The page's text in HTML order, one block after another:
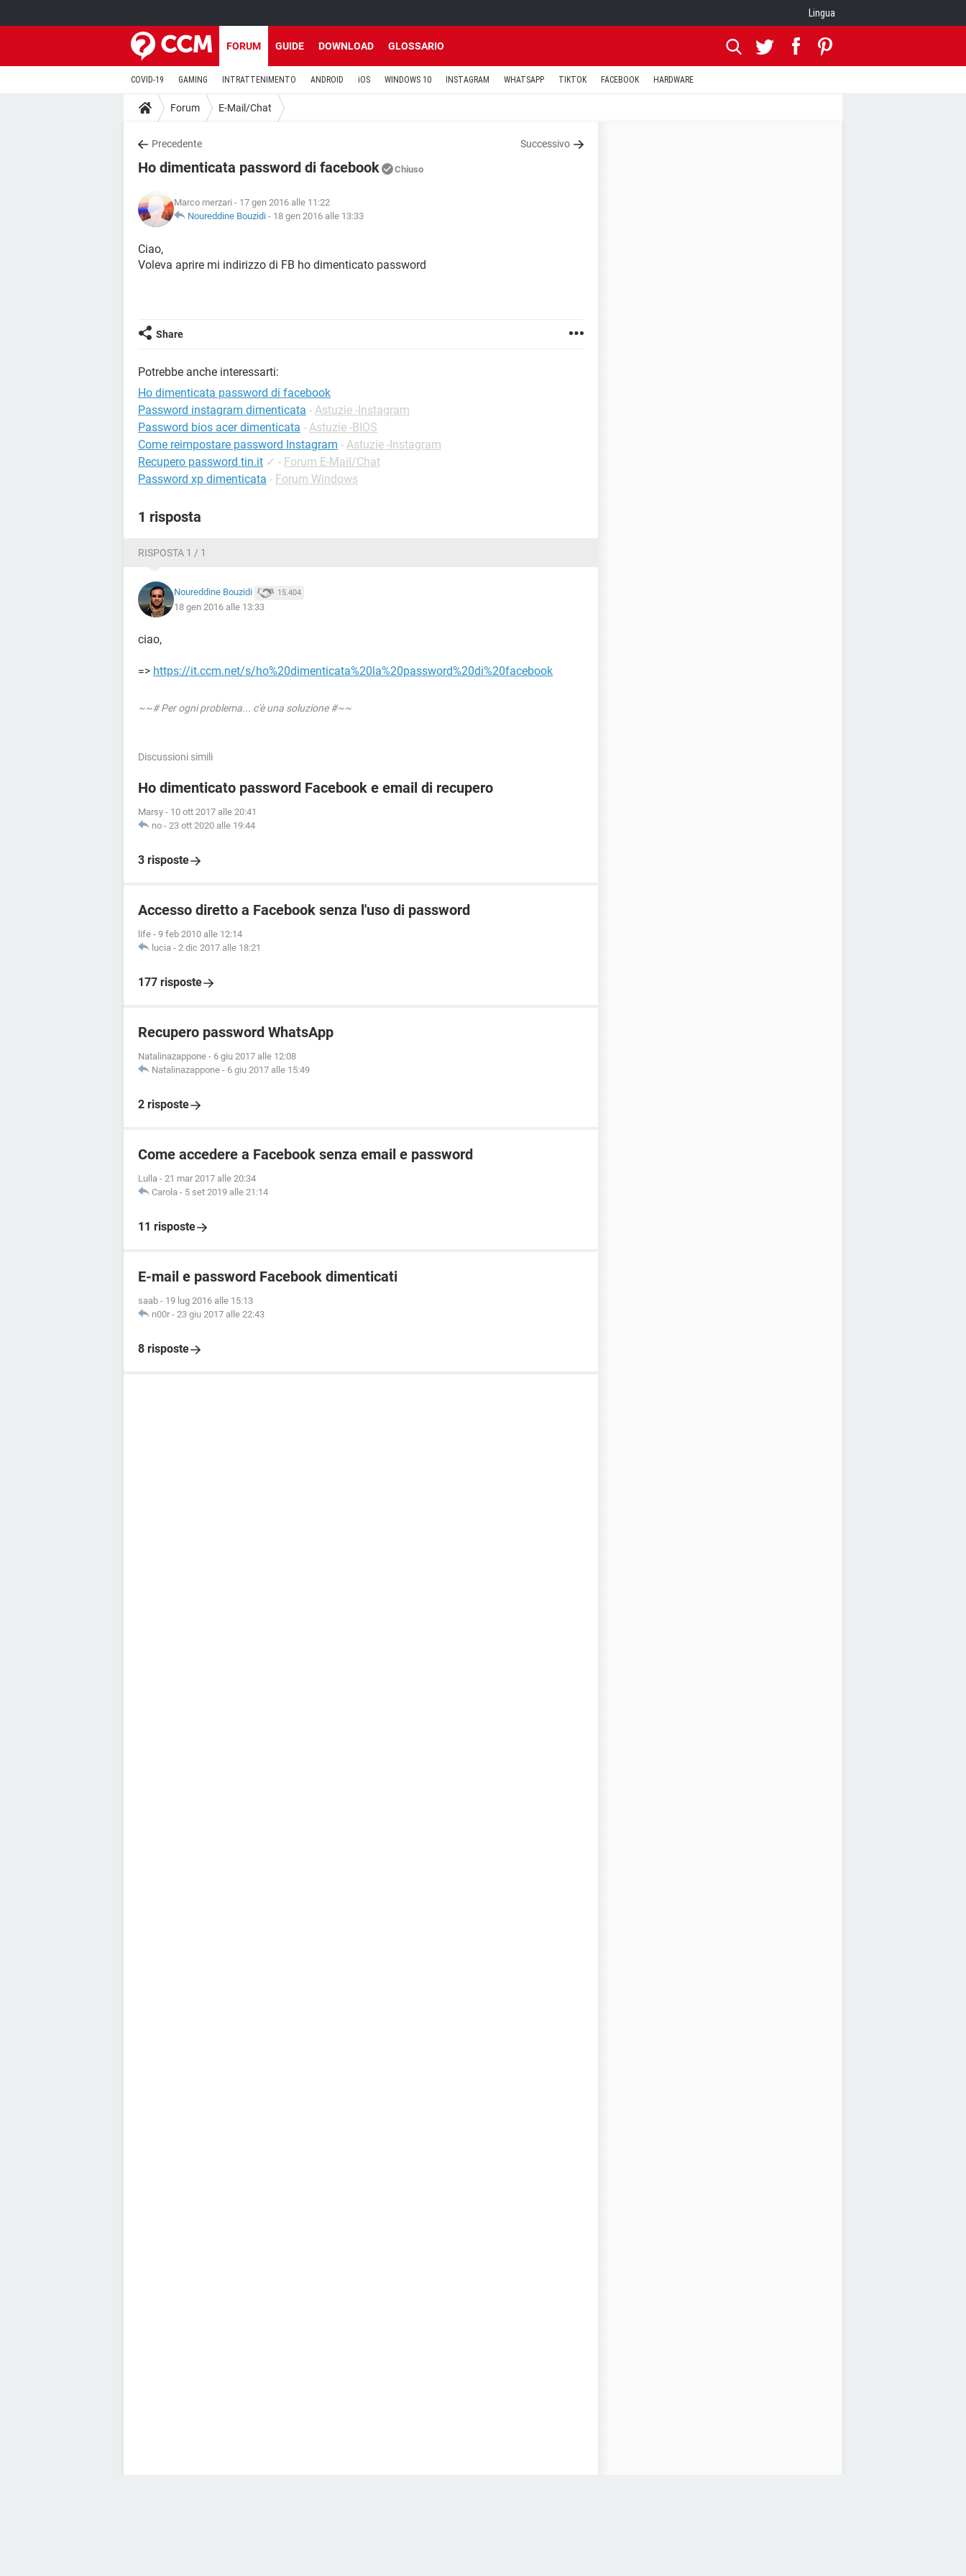
Lingua
FORUM GUIDE DOWNLOAD GLOSSARIO
COVID-19 GAMING INTRATTENIMENTO ANDROID iOS WINDOWS 10 INSTAGRAM WHATSAPP TIKTOK FACEBOOK HARDWARE
Forum E-Mail/Chat
Precedente Successivo
Ho dimenticata password di facebook Chiuso
Marco merzari - 17 gen 2016 alle 11:22
Noureddine Bouzidi - 18 gen 2016 alle 13:33
Ciao,
Voleva aprire mi indirizzo di FB ho dimenticato password
Share
Potrebbe anche interessarti:
Ho dimenticata password di facebook
Password instagram dimenticata - Astuzie -Instagram
Password bios acer dimenticata - Astuzie -BIOS
Come reimpostare password Instagram - Astuzie -Instagram
Recupero password tin.it ✓ - Forum E-Mail/Chat
Password xp dimenticata - Forum Windows
1 risposta
RISPOSTA 1 / 1
Noureddine Bouzidi 15.404
18 gen 2016 alle 13:33
ciao,
=> https://it.ccm.net/s/ho%20dimenticata%20la%20password%20di%20facebook
~~# Per ogni problema... c'è una soluzione #~~
Discussioni simili
Ho dimenticato password Facebook e email di recupero
Marsy - 10 ott 2017 alle 20:41
no - 23 ott 2020 alle 19:44
3 risposte
Accesso diretto a Facebook senza l'uso di password
life - 9 feb 2010 alle 12:14
lucia - 2 dic 2017 alle 18:21
177 risposte
Recupero password WhatsApp
Natalinazappone - 6 giu 2017 alle 12:08
Natalinazappone - 6 giu 2017 alle 15:49
2 risposte
Come accedere a Facebook senza email e password
Lulla - 21 mar 2017 alle 20:34
Carola - 5 set 2019 alle 21:14
11 risposte
E-mail e password Facebook dimenticati
saab - 19 lug 2016 alle 15:13
n00r - 23 giu 2017 alle 22:43
8 risposte